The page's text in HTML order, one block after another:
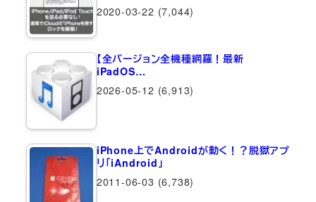
2020-03-22 (7,044)
【全バージョン全機種網羅！最新
iPadOS…
2026-05-12 (6,913)
iPhone上でAndroidが動く！？脱獄アプ
リ「iAndroid」
2011-06-03 (6,738)